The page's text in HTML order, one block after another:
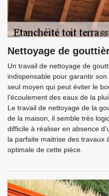
Nettoyage de
Un travail de nettoyage de
indispensable pour garantir
seul moyen qui peut éviter le
l’écoulement des eaux de la
Le travail de nettoyage de la
de la maison, il semble très
difficile à réaliser en absence
la parfaite maitrise des travaux
optimale de cette pièce.